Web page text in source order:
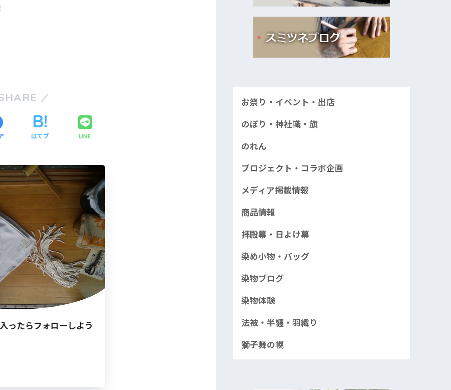
はてブ LINE
ったらフォローしよう
お祭り・イベント・出店
のぼり・神社幟・旗
のれん
プロジェクト・コラボ企画
メディア掲載情報
商品情報
拝殿幕・日よけ幕
染め小物・バッグ
染物ブログ
染物体験
法被・半纏・羽織り
獅子舞の幌